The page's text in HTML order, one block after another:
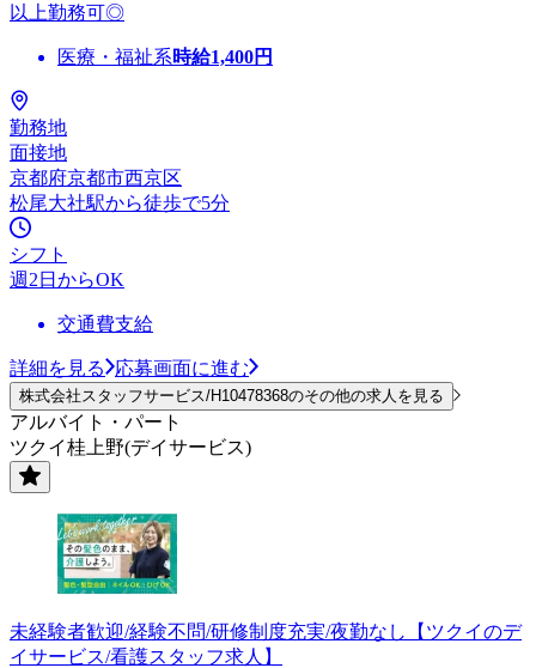
以上勤務可◎
医療・福祉系時給1,400円
勤務地
面接地
京都府京都市西京区
松尾大社駅から徒歩で5分
シフト
週2日からOK
交通費支給
詳細を見る 応募画面に進む
株式会社スタッフサービス/H10478368のその他の求人を見る
アルバイト・パート
ツクイ桂上野(デイサービス)
未経験者歓迎/経験不問/研修制度充実/夜勤なし【ツクイのデ
イサービス/看護スタッフ求人】